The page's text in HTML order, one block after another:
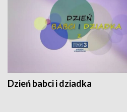
Dzień babci i dziadka